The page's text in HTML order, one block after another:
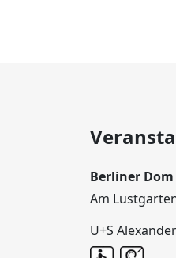
Berliner Dom
Am
U+S